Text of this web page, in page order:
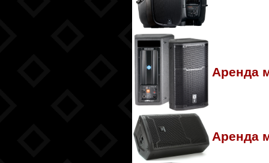
Аренда
Аренда